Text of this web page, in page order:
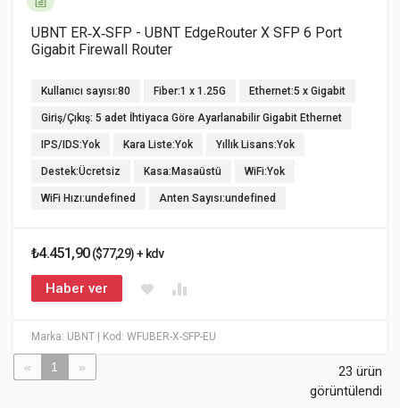
Marka: UBNT | Kod: WFUBER-X-SFP-EU
UBNT ER‑X‑SFP - UBNT EdgeRouter X SFP 6 Port
Gigabit Firewall Router
Kullanıcı sayısı:80 Fiber:1 x 1.25G Ethernet:5 x Gigabit
Giriş/Çıkış: 5 adet İhtiyaca Göre Ayarlanabilir Gigabit Ethernet
IPS/IDS:Yok Kara Liste:Yok Yıllık Lisans:Yok
Destek:Ücretsiz Kasa:Masaüstü WiFi:Yok
WiFi Hızı:undefined Anten Sayısı:undefined
₺4.451,90($77,29) + kdv
Haber ver
« 1 »
23 ürün
görüntülendi